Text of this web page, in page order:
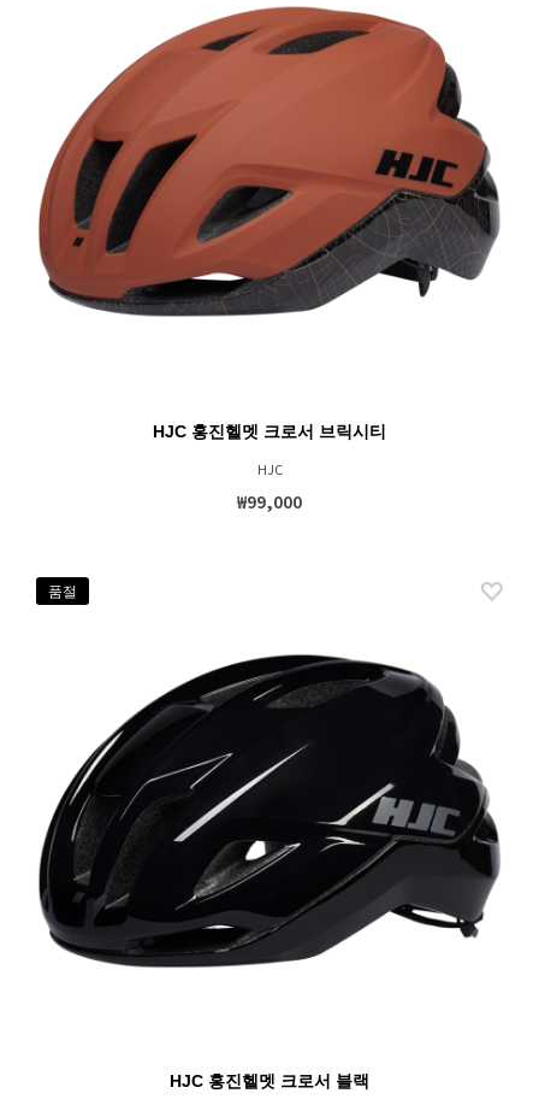
HJC 홍진헬멧 크로서 브릭시티
HJC
₩99,000
품절
HJC 홍진헬멧 크로서 블랙